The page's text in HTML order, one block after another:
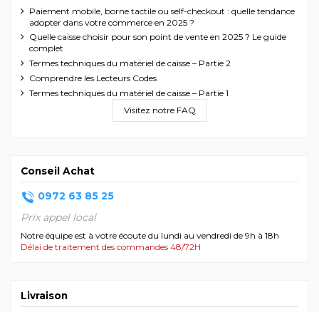
Paiement mobile, borne tactile ou self-checkout : quelle tendance
adopter dans votre commerce en 2025 ?
Quelle caisse choisir pour son point de vente en 2025 ? Le guide
complet
Termes techniques du matériel de caisse – Partie 2
Comprendre les Lecteurs Codes
Termes techniques du matériel de caisse – Partie 1
Visitez notre FAQ
Conseil Achat
0972 63 85 25
Prix appel local
Notre équipe est à votre écoute du lundi au vendredi de 9h à 18h
Délai de traitement des commandes 48/72H
Livraison